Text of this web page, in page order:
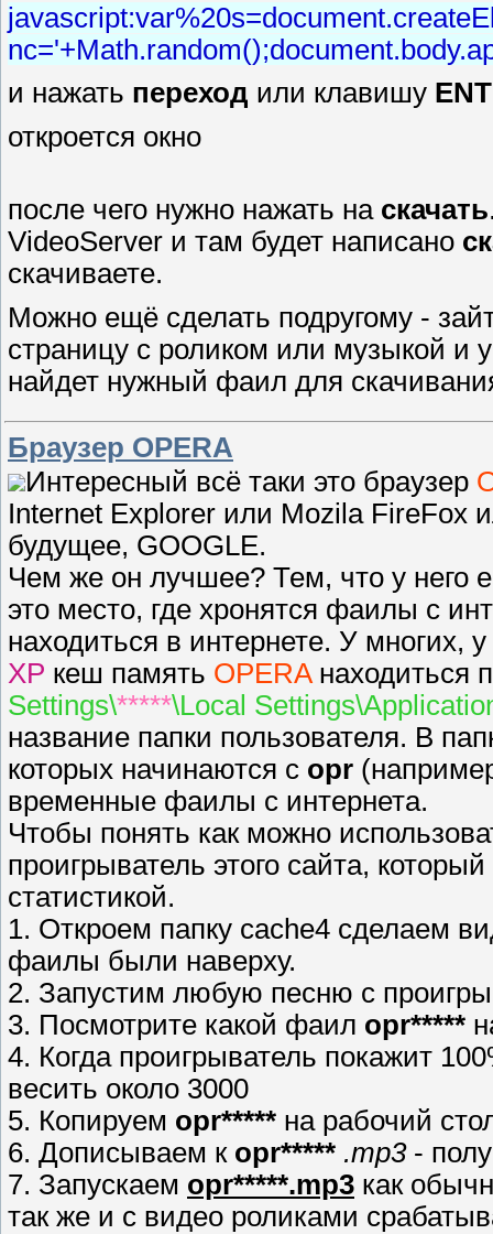
и нажать переход или клавишу
откроется окно
после чего нужно нажать на скачать
VideoServer и там будет написано
скачиваете.
Можно ещё сделать подругому -
страницу с роликом или музыкой и
найдет нужный фаил для
Браузер OPERA
Интересный всё таки это браузер
Internet Explorer или Mozila FireFox
будущее, GOOGLE.
Чем же он лучшее? Тем, что у
это место, где хронятся фаилы с
находиться в интернете. У многих,
XP кеш память OPERAнаходиться
Settings\*****\Local
название папки пользователя. В
которых начинаются с opr
временные фаилы с интернета.
Чтобы понять как можно
проигрыватель этого сайта,
статистикой.
1. Откроем папку cache4 сделаем
фаилы были наверху.
2. Запустим любую песню с
3. Посмотрите какой фаил opr*****
4. Когда проигрыватель покажит
весить около 3000
5. Копируем opr***** на рабочий
6. Дописываем к opr***** .mp3-
7. Запускаем opr*****.mp3 как
так же и с видео роликами